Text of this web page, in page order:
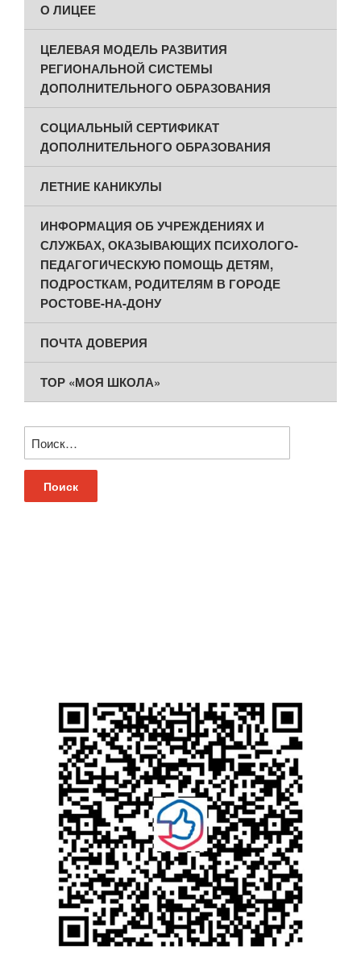
О ЛИЦЕЕ
ЦЕЛЕВАЯ МОДЕЛЬ РАЗВИТИЯ
РЕГИОНАЛЬНОЙ СИСТЕМЫ
ДОПОЛНИТЕЛЬНОГО ОБРАЗОВАНИЯ
СОЦИАЛЬНЫЙ СЕРТИФИКАТ
ДОПОЛНИТЕЛЬНОГО ОБРАЗОВАНИЯ
ЛЕТНИЕ КАНИКУЛЫ
ИНФОРМАЦИЯ ОБ УЧРЕЖДЕНИЯХ И
СЛУЖБАХ, ОКАЗЫВАЮЩИХ ПСИХОЛОГО-
ПЕДАГОГИЧЕСКУЮ ПОМОЩЬ ДЕТЯМ,
ПОДРОСТКАМ, РОДИТЕЛЯМ В ГОРОДЕ
РОСТОВЕ-НА-ДОНУ
ПОЧТА ДОВЕРИЯ
ТОР «МОЯ ШКОЛА»
Найти: